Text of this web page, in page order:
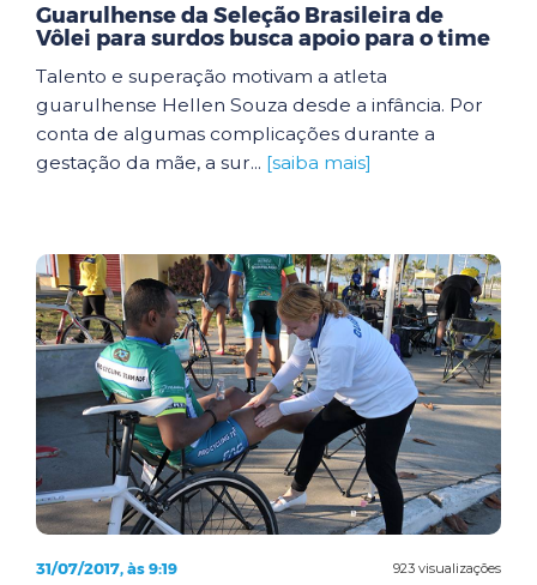
Guarulhense da Seleção Brasileira de
Vôlei para surdos busca apoio para o time
Talento e superação motivam a atleta
guarulhense Hellen Souza desde a infância. Por
conta de algumas complicações durante a
gestação da mãe, a sur... [saiba mais]
923 visualizações
31/07/2017, às 9:19